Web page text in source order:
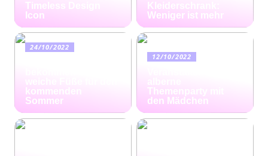
Timeless Design
Icon
Kleiderschrank:
Weniger ist mehr
24/10/2022
kommenden
Sommer
12/10/2022
Themenparty mit
den Mädchen